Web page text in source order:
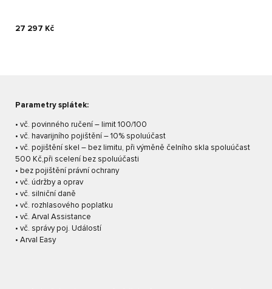
27 297 Kč
Parametry splátek:
• vč. povinného ručení – limit 100/100
• vč. havarijního pojištění – 10% spoluúčast
• vč. pojištění skel – bez limitu, při výměně čelního skla spoluúčast
500 Kč,při scelení bez spoluúčasti
• bez pojištění právní ochrany
• vč. údržby a oprav
• vč. silniční daně
• vč. rozhlasového poplatku
• vč. Arval Assistance
• vč. správy poj. Událostí
• Arval Easy